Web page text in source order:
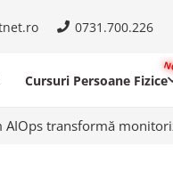
0731.700.226
Cursuri Persoane Fizice
AIOps transformă